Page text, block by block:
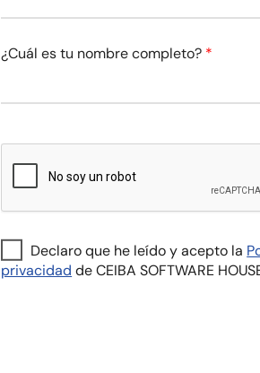
¿Cuál es tu nombre completo? *
Declaro que he leído y acepto la
privacidad de CEIBA SOFTWARE